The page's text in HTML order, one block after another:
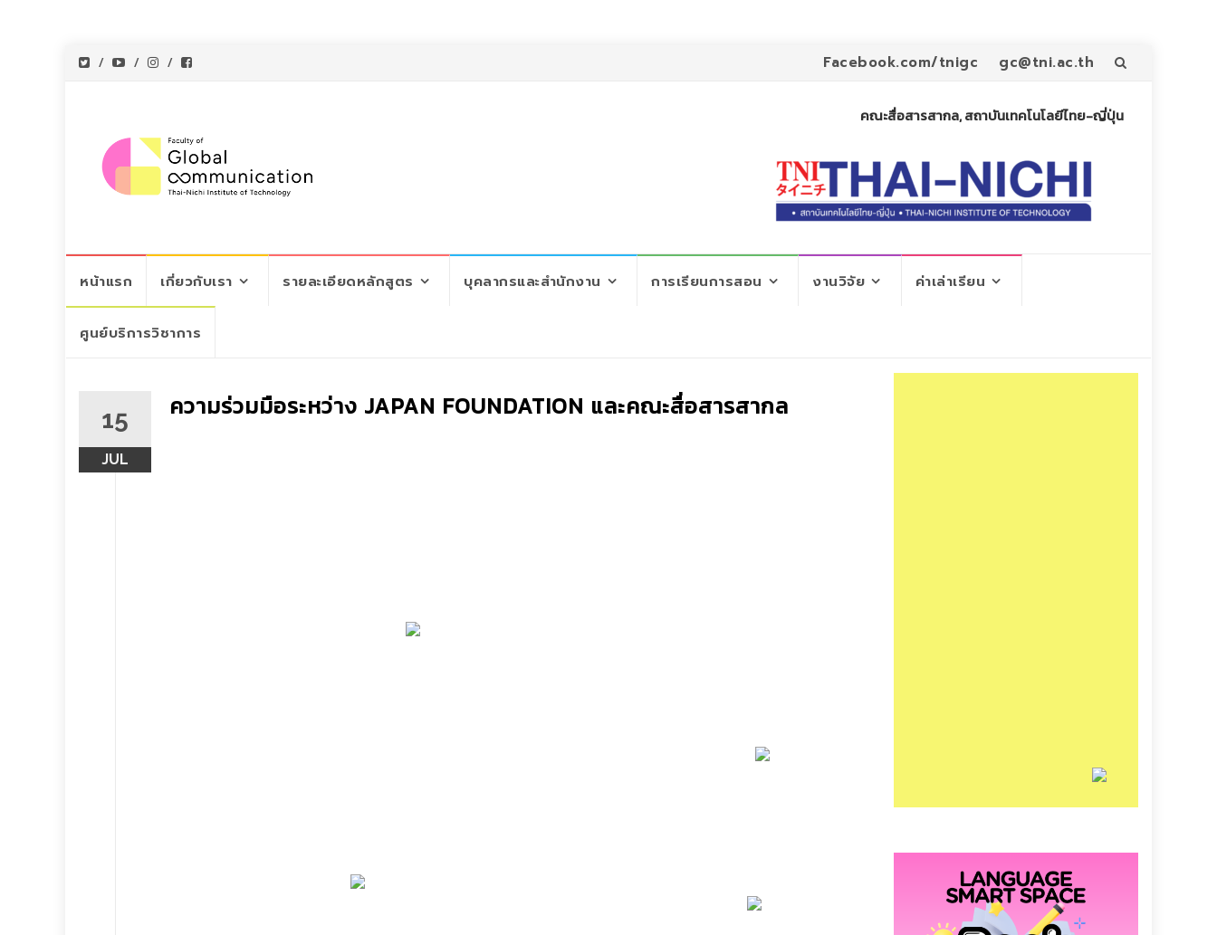
Skip
Facebook.com/tnigc gc@tni.ac.th
คณะสื่อสารสากล, สถาบันเทคโนโลยีไทย-ญี่ปุ่น
to
content
หน้าแรก เกี่ยวกับเรา รายละเอียดหลักสูตร บุคลากรและสำนักงาน การเรียนการสอน งานวิจัย ค่าเล่าเรียน
ศูนย์บริการวิชาการ
15
JUL
ความร่วมมือระหว่าง JAPAN FOUNDATION และคณะสื่อสารสากล